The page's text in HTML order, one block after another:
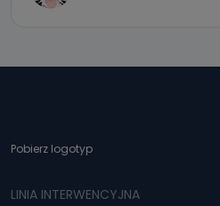
Pobierz logotyp
LINIA INTERWENCYJNA